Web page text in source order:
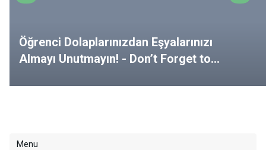
Öğrenci Dolaplarınızdan Eşyalarınızı
Almayı Unutmayın! - Don’t Forget to
Menu